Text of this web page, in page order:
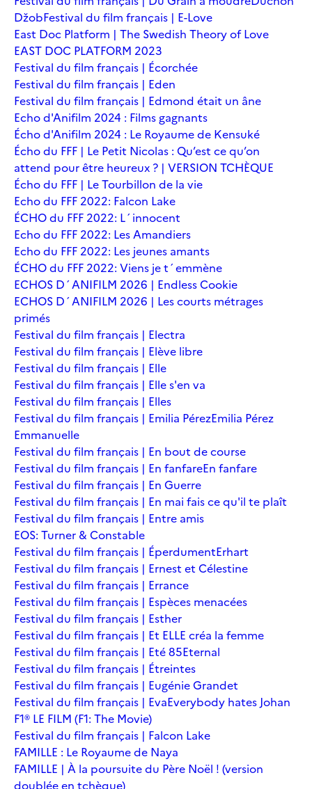
DžobFestival du film français | E-Love
East Doc Platform | The Swedish Theory of Love
EAST DOC PLATFORM 2023
Festival du film français | Écorchée
Festival du film français | Eden
Festival du film français | Edmond était un âne
Echo d'Anifilm 2024 : Films gagnants
Écho d'Anifilm 2024 : Le Royaume de Kensuké
Écho du FFF | Le Petit Nicolas : Qu’est ce qu’on
attend pour être heureux ? | VERSION TCHÈQUE
Écho du FFF | Le Tourbillon de la vie
Echo du FFF 2022: Falcon Lake
ÉCHO du FFF 2022: L´innocent
Echo du FFF 2022: Les Amandiers
Echo du FFF 2022: Les jeunes amants
ÉCHO du FFF 2022: Viens je t´emmène
ECHOS D´ANIFILM 2026 | Endless Cookie
ECHOS D´ANIFILM 2026 | Les courts métrages
primés
Festival du film français | Electra
Festival du film français | Elève libre
Festival du film français | Elle
Festival du film français | Elle s'en va
Festival du film français | Elles
Festival du film français | Emilia PérezEmilia Pérez
Emmanuelle
Festival du film français | En bout de course
Festival du film français | En fanfareEn fanfare
Festival du film français | En Guerre
Festival du film français | En mai fais ce qu'il te plaît
Festival du film français | Entre amis
EOS: Turner & Constable
Festival du film français | ÉperdumentErhart
Festival du film français | Ernest et Célestine
Festival du film français | Errance
Festival du film français | Espèces menacées
Festival du film français | Esther
Festival du film français | Et ELLE créa la femme
Festival du film français | Eté 85Eternal
Festival du film français | Étreintes
Festival du film français | Eugénie Grandet
Festival du film français | EvaEverybody hates Johan
F1® LE FILM (F1: The Movie)
Festival du film français | Falcon Lake
FAMILLE : Le Royaume de Naya
FAMILLE | À la poursuite du Père Noël ! (version
doublée en tchèque)